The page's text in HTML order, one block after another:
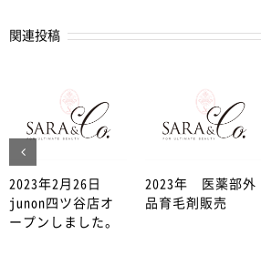
関連投稿
2023年2月26日
junon四ツ谷店オ
ープンしました。
2023年 医薬部外
品育毛剤販売